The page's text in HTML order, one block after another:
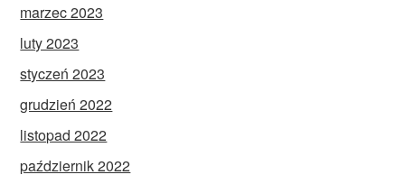
marzec 2023
luty 2023
styczeń 2023
grudzień 2022
listopad 2022
październik 2022